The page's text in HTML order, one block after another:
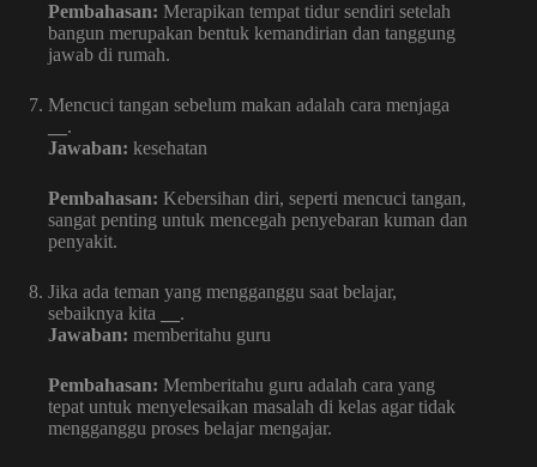
Pembahasan: Merapikan tempat tidur sendiri setelah
bangun merupakan bentuk kemandirian dan tanggung
jawab di rumah.
Mencuci tangan sebelum makan adalah cara menjaga
.
Jawaban: kesehatan
Pembahasan: Kebersihan diri, seperti mencuci tangan,
sangat penting untuk mencegah penyebaran kuman dan
penyakit.
Jika ada teman yang mengganggu saat belajar,
sebaiknya kita
.
Jawaban: memberitahu guru
Pembahasan: Memberitahu guru adalah cara yang
tepat untuk menyelesaikan masalah di kelas agar tidak
mengganggu proses belajar mengajar.